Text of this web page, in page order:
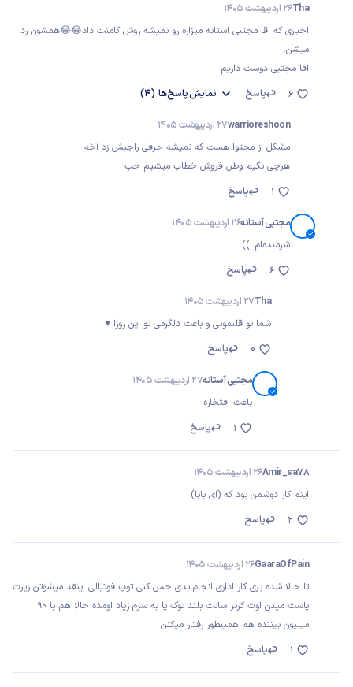
Tha26 اردیبهشت 1405
اخباری که اقا مجتبی استانه میزاره رو نمیشه روش کامنت داد😂😂همشون رد
میشن.
اقا مجتبی دوست داریم
پاسخ
نمایشپاسخ‌ها (4) 6
warrioreshoon27 اردیبهشت 1405
مشکل از محتوا هست که نمیشه حرفی راجبش زد آخه
هرچی بگیم وطن فروش خطاب میشیم خب
پاسخ
1
مجتبی آستانه26 اردیبهشت 1405
شرمنده‌ام :))
پاسخ
6
Tha27 اردیبهشت 1405
شما تو قلبمونی و باعث دلگرمی تو این روزا ♥️
پاسخ
0
مجتبی آستانه27 اردیبهشت 1405
باعث افتخاره
پاسخ
1
Amir_sa7826 اردیبهشت 1405
اینم کار دوشمن بود که (ای بابا)
پاسخ
2
GaaraOfPain26 اردیبهشت 1405
تا حالا شده بری کار اداری انجام بدی حس کنی توپ فوتبالی اینقد میشوتن زیرت
پاست میدن اوت کرنر سانت بلند توک پا به سرم زیاد اومده حالا هم با 90
میلیون بیننده هم همینطور رفتار میکنن
پاسخ
1